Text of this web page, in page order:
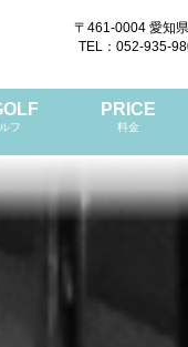
〒461-0004 愛知
TEL：052-935-
フ
PRICE
料金